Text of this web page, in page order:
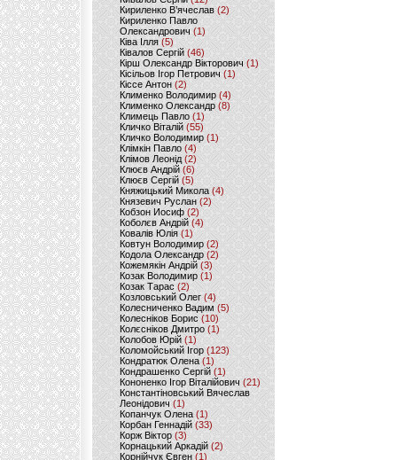
Кириленко В’ячеслав (2)
Кириленко Павло
Олександрович (1)
Ківа Ілля (5)
Ківалов Сергій(46)
Кірш Олександр Вікторович (1)
Кісільов Ігор Петрович (1)
Кіссе Антон (2)
Клименко Володимир(4)
Клименко Олександр (8)
Климець Павло (1)
Кличко Віталій(55)
Кличко Володимир (1)
Клімкін Павло (4)
Клімов Леонід(2)
Клюєв Андрій(6)
Клюєв Сергій (5)
Княжицький Микола(4)
Князевич Руслан (2)
Кобзон Иосиф(2)
Коболєв Андрій (4)
Ковалів Юлія(1)
Ковтун Володимир (2)
Кодола Олександр (2)
Кожемякін Андрій (3)
Козак Володимир (1)
Козак Тарас (2)
Козловський Олег(4)
Колесниченко Вадим (5)
Колесніков Борис (10)
Колєсніков Дмитро (1)
Колобов Юрій (1)
Коломойський Ігор (123)
Кондратюк Олена(1)
Кондрашенко Сергій (1)
Кононенко Ігор Віталійович (21)
Константіновський Вячеслав
Леонідович (1)
Копанчук Олена (1)
Корбан Геннадій (33)
Корж Віктор (3)
Корнацький Аркадій (2)
Корнійчук Євген (1)